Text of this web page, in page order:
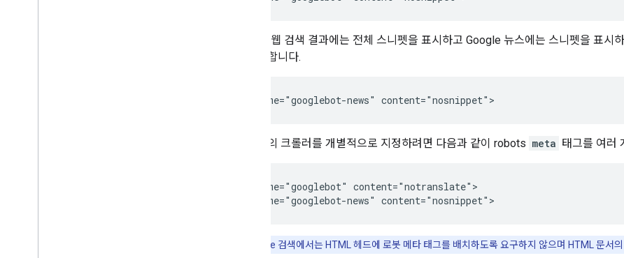
Google 웹 검색 결과에는 전체 스니펫을 표시하고 Google 뉴스에는 스니펫을 표시
로 지정합니다.
<meta name="googlebot-news" content="nosnippet">
여러 개의 크롤러를 개별적으로 지정하려면 다음과 같이 robots meta 태그를 여러
<meta name="googlebot" content="notranslate">
<meta name="googlebot-news" content="nosnippet">
Google 검색에서는 HTML 헤드에 로봇 메타 태그를 배치하도록 요구하지 않으며 HTML 문서